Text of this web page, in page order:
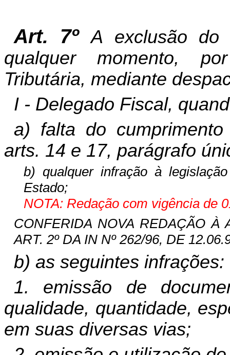
Art. 7ºA exclusão do
qualquer momento,
Tributária, mediante
I - Delegado Fiscal,
a) falta do
arts. 14 e 17, parágrafo
b) qualquer infração à
Estado;
NOTA: Redação com vigência de
CONFERIDA NOVA REDAÇÃO À
ART. 2º DA IN Nº 262/96, DE
b) as seguintes infrações:
1. emissão de
qualidade, quantidade,
em suas diversas vias;